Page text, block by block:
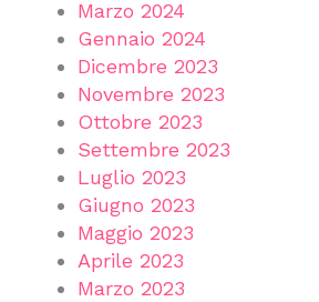
Marzo 2024
Gennaio 2024
Dicembre 2023
Novembre 2023
Ottobre 2023
Settembre 2023
Luglio 2023
Giugno 2023
Maggio 2023
Aprile 2023
Marzo 2023